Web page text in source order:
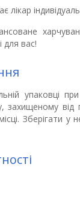
лікар
для вас!
упаковці
захищеному від
Зберігати у